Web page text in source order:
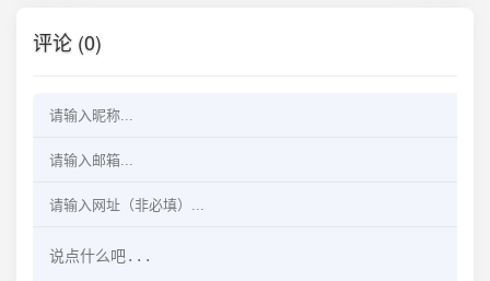
评论 (0)